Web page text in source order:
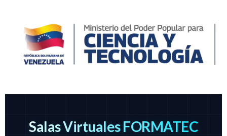
Salas Virtuales FORMATEC